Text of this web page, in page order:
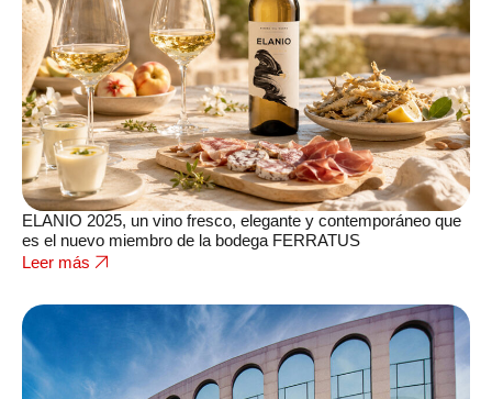
ELANIO 2025, un vino fresco, elegante y contemporáneo que
es el nuevo miembro de la bodega FERRATUS
Leer más